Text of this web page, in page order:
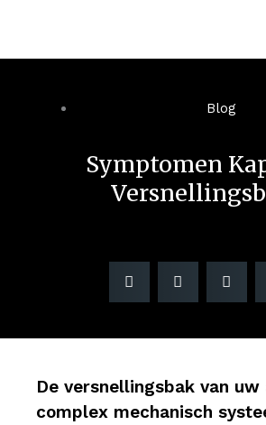
Blog
Symptomen
De versnellingsbak van uw
complex mechanisch